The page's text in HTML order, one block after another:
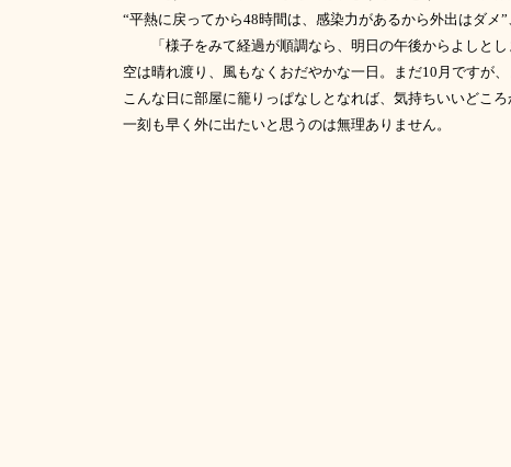
“平熱に戻ってから48時間は、感染力があるから外出はダメ”
「様子をみて経過が順調なら、明日の午後からよしとし
空は晴れ渡り、風もなくおだやかな一日。まだ10 月ですが
こんな日に部屋に籠りっぱなしとなれば、気持ちいいどころ
一刻も早く外に出たいと思うのは無理ありません。